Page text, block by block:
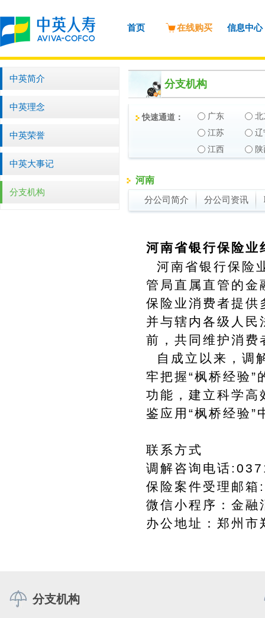
首页 在线购买 信息中心
中英简介
中英理念
中英荣誉
中英大事记
分支机构
分支机构
快速通道： 广东
北
江苏
辽
江西
河南
分公司简介 分公司资讯
河南省银行保险业
河南省银行保险
管局直属直管的金
保险业消费者提供
并与辖内各级人
前，共同维护消费
自成立以来，调
牢把握“枫桥经验
功能，建立科学高
鉴应用“枫桥经验”
联系方式
调解咨询电话
保险案件受理邮
微信小程序：金融
办公地址：郑州
分支机构